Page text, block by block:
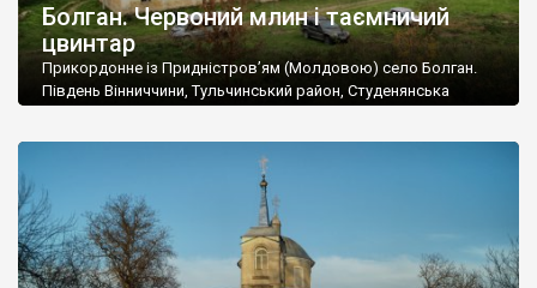
Болган. Червоний млин і таємничий
цвинтар
Прикордонне із Придністров’ям (Молдовою) село Болган.
Південь Вінниччини, Тульчинський район, Студенянська
старовинний цвинтар із кам’яними хрестами. Всі епітафії, які
збереглися, написані кирилицею, церковнослов’янською
мовою. За всіма традиційними ознаками – цвинтар
український. Хрести датуються 19 століттям. У 1924-1940
роках Болган […]